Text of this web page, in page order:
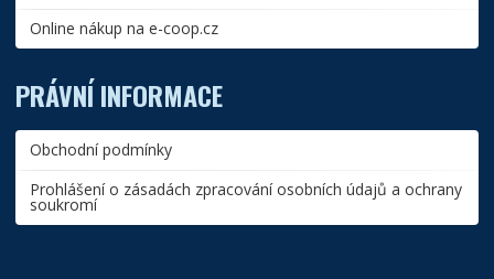
Online nákup na e-coop.cz
PRÁVNÍ INFORMACE
Obchodní podmínky
Prohlášení o zásadách zpracování osobních údajů a ochrany
soukromí